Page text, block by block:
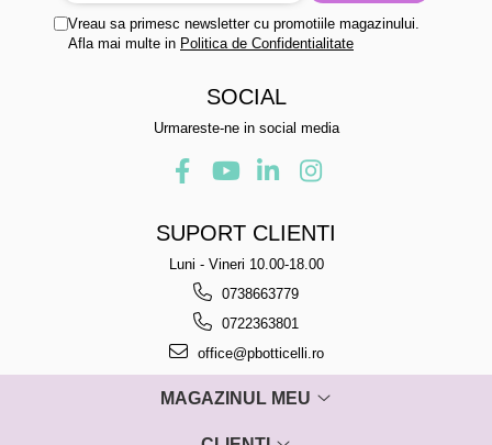
Vreau sa primesc newsletter cu promotiile magazinului.
Afla mai multe in Politica de Confidentialitate
SOCIAL
Urmareste-ne in social media
SUPORT CLIENTI
Luni - Vineri 10.00-18.00
0738663779
0722363801
office@pbotticelli.ro
MAGAZINUL MEU